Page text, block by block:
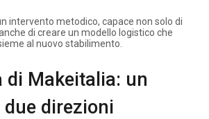
intervento metodico, capace non solo di
di creare un modello logistico che
al nuovo stabilimento.
di Makeitalia: un
direzioni